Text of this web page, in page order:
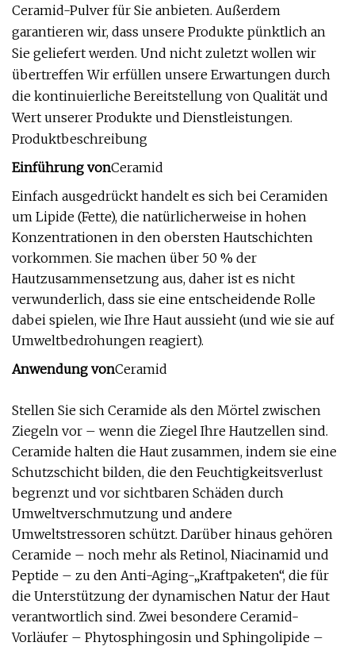
Ceramid-Pulver für Sie anbieten. Außerdem
garantieren wir, dass unsere Produkte pünktlich an
Sie geliefert werden. Und nicht zuletzt wollen wir
übertreffen Wir erfüllen unsere Erwartungen durch
die kontinuierliche Bereitstellung von Qualität und
Wert unserer Produkte und Dienstleistungen.
Produktbeschreibung
Einführung vonCeramid
Einfach ausgedrückt handelt es sich bei Ceramiden
um Lipide (Fette), die natürlicherweise in hohen
Konzentrationen in den obersten Hautschichten
vorkommen. Sie machen über 50 % der
Hautzusammensetzung aus, daher ist es nicht
verwunderlich, dass sie eine entscheidende Rolle
dabei spielen, wie Ihre Haut aussieht (und wie sie auf
Umweltbedrohungen reagiert).
Anwendung vonCeramid
Stellen Sie sich Ceramide als den Mörtel zwischen
Ziegeln vor – wenn die Ziegel Ihre Hautzellen sind.
Ceramide halten die Haut zusammen, indem sie eine
Schutzschicht bilden, die den Feuchtigkeitsverlust
begrenzt und vor sichtbaren Schäden durch
Umweltverschmutzung und andere
Umweltstressoren schützt. Darüber hinaus gehören
Ceramide – noch mehr als Retinol, Niacinamid und
Peptide – zu den Anti-Aging-„Kraftpaketen“, die für
die Unterstützung der dynamischen Natur der Haut
verantwortlich sind. Zwei besondere Ceramid-
Vorläufer – Phytosphingosin und Sphingolipide –